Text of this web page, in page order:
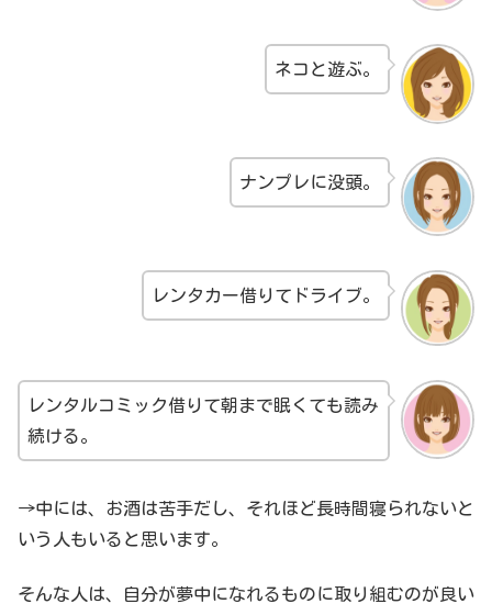
ネコと遊ぶ。
ナンプレに没頭。
レンタカー借りてドライブ。
レンタルコミック借りて朝まで眠くても読み
続ける。
→中には、お酒は苦手だし、それほど長時間寝られないと
いう人もいると思います。
そんな人は、自分が夢中になれるものに取り組むのが良い